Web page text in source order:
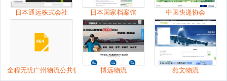
日本通运株式会社 日本国家档案馆 中国快递协会
全程无忧广州物流公共信息平台 博远物流 燕文物流